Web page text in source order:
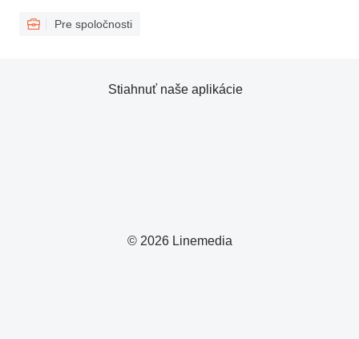
Pre spoločnosti
© 2026 Linemedia
Stiahnuť naše aplikácie